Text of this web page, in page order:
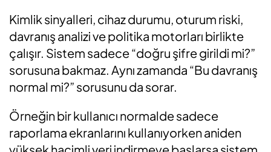
Kimlik sinyalleri, cihaz durumu, oturum riski,
davranış analizi ve politika motorları birlikte
çalışır. Sistem sadece “doğru şifre girildi mi?”
sorusuna bakmaz. Aynı zamanda “Bu davranış
normal mi?” sorusunu da sorar.
Örneğin bir kullanıcı normalde sadece
raporlama ekranlarını kullanıyorken aniden